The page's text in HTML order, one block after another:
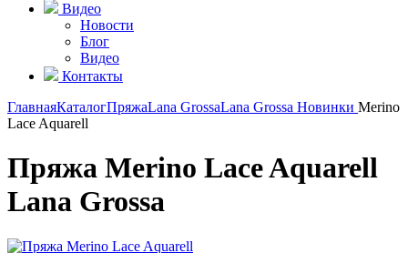
Видео
Новости
Блог
Видео
Контакты
ГлавнаяКаталогПряжаLana GrossaLana Grossa Новинки Merino
Lace Aquarell
Пряжа Merino Lace Aquarell
Lana Grossa